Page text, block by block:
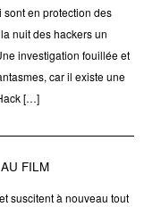
en protection des
nuit des hackers un
investigation fouillée et
car il existe une
[…]
FILM
suscitent à nouveau tout